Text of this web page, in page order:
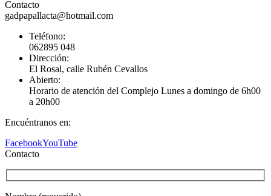
Contacto
gadpapallacta@hotmail.com
Teléfono:
062895 048
Dirección:
El Rosal, calle Rubén Cevallos
Abierto:
Horario de atención del Complejo Lunes a domingo de 6h00
a 20h00
Encuéntranos en:
FacebookYouTube
Contacto